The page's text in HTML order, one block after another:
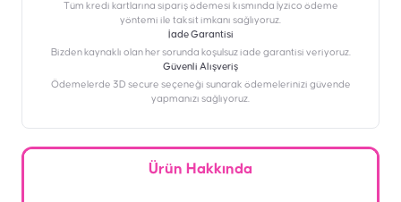
‎Tüm kredi kartlarına sipariş ödemesi kısmında İyzico ödeme
yöntemi ile taksit imkanı sağlıyoruz.
İade Garantisi
Bizden kaynaklı olan her sorunda koşulsuz iade garantisi veriyoruz.
Güvenli Alışveriş
Ödemelerde 3D secure seçeneği sunarak ödemelerinizi güvende
yapmanızı sağlıyoruz.
Ürün Hakkında